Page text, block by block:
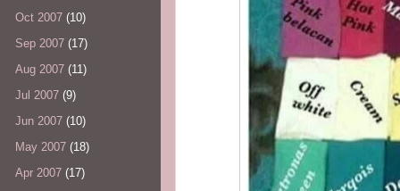
Oct 2007 (10)
Sep 2007 (17)
Aug 2007 (11)
Jul 2007 (9)
Jun 2007 (10)
May 2007 (18)
Apr 2007 (17)